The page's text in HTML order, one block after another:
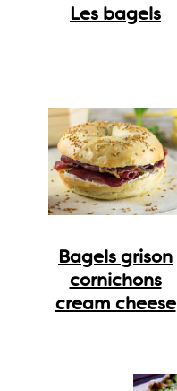
Les bagels
Bagels grison
cornichons
cream cheese